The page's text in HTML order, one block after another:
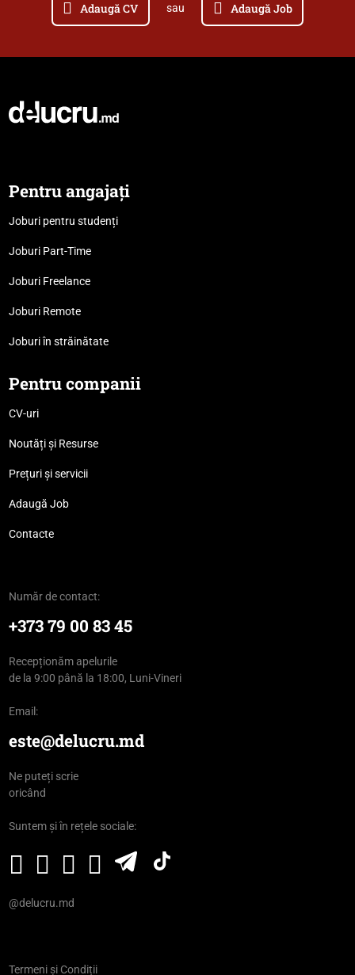
Adaugă CV sau Adaugă Job
Pentru angajați
Joburi pentru studenți
Joburi Part-Time
Joburi Freelance
Joburi Remote
Joburi în străinătate
Pentru companii
CV-uri
Noutăți și Resurse
Prețuri și servicii
Adaugă Job
Contacte
Număr de contact:
+373 79 00 83 45
Recepționăm apelurile
de la 9:00 până la 18:00, Luni-Vineri
Email:
este@delucru.md
Ne puteți scrie
oricând
Suntem și în rețele sociale:
@delucru.md
Termeni și Condiții